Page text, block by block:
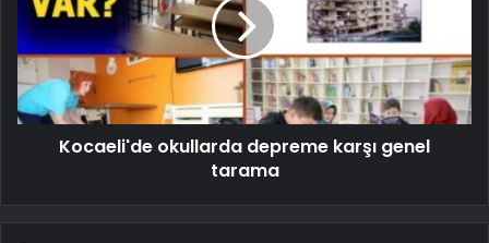
Kocaeli'de okullarda depreme karşı genel
tarama